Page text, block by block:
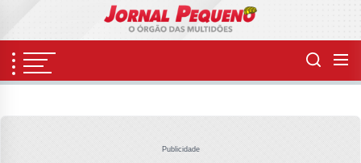
content
Publicidade